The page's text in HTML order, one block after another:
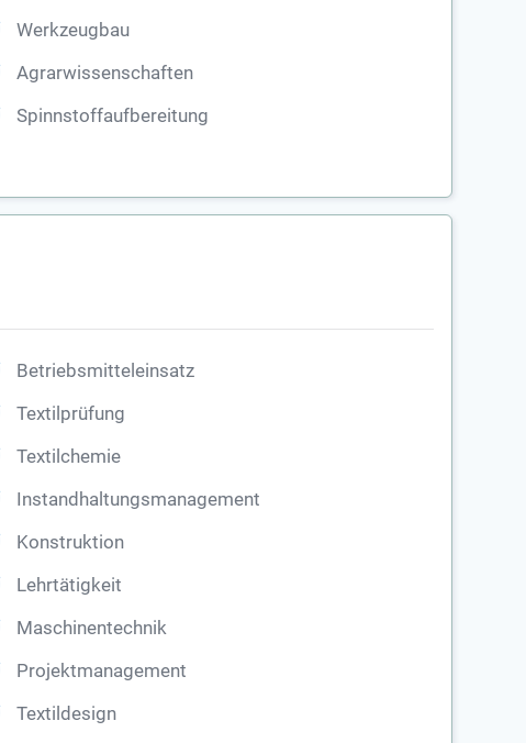
Werkzeugbau
Agrarwissenschaften
Spinnstoffaufbereitung
Betriebsmitteleinsatz
Textilprüfung
Textilchemie
Instandhaltungsmanagement
Konstruktion
Lehrtätigkeit
Maschinentechnik
Projektmanagement
Textildesign